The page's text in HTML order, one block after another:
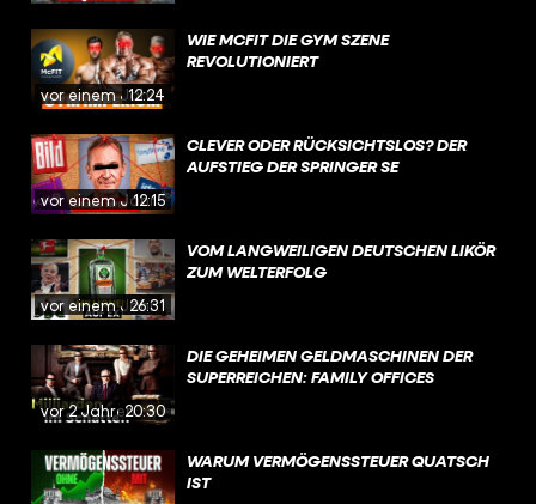
vor einem Jahr
12:24
WIE MCFIT DIE GYM SZENE
REVOLUTIONIERT
vor einem Jahr
12:15
CLEVER ODER RÜCKSICHTSLOS? DER
AUFSTIEG DER SPRINGER SE
vor einem Jahr
26:31
VOM LANGWEILIGEN DEUTSCHEN LIKÖR
ZUM WELTERFOLG
vor 2 Jahren20:30
DIE GEHEIMEN GELDMASCHINEN DER
SUPERREICHEN: FAMILY OFFICES
WARUM VERMÖGENSSTEUER QUATSCH
IST